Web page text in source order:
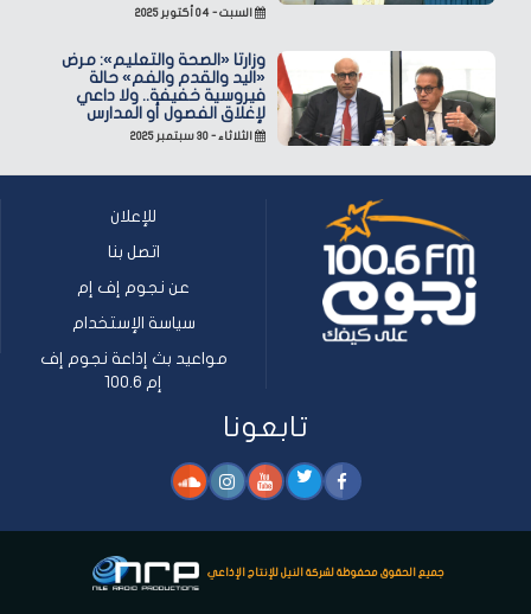
السبت - ٠٤ أكتوبر ٢٠٢٥
وزارتا «الصحة والتعليم»: مرض
«اليد والقدم والفم» حالة
فيروسية خفيفة.. ولا داعي
لإغلاق الفصول أو المدارس
الثلاثاء - ٣٠ سبتمبر ٢٠٢٥
للإعلان
اتصل بنا
عن نجوم إف إم
سياسة الإستخدام
مواعيد بث إذاعة نجوم إف
إم 100.6
تابعونا
جميع الحقوق محفوظة لشركة النيل للإنتاج الإذاعي